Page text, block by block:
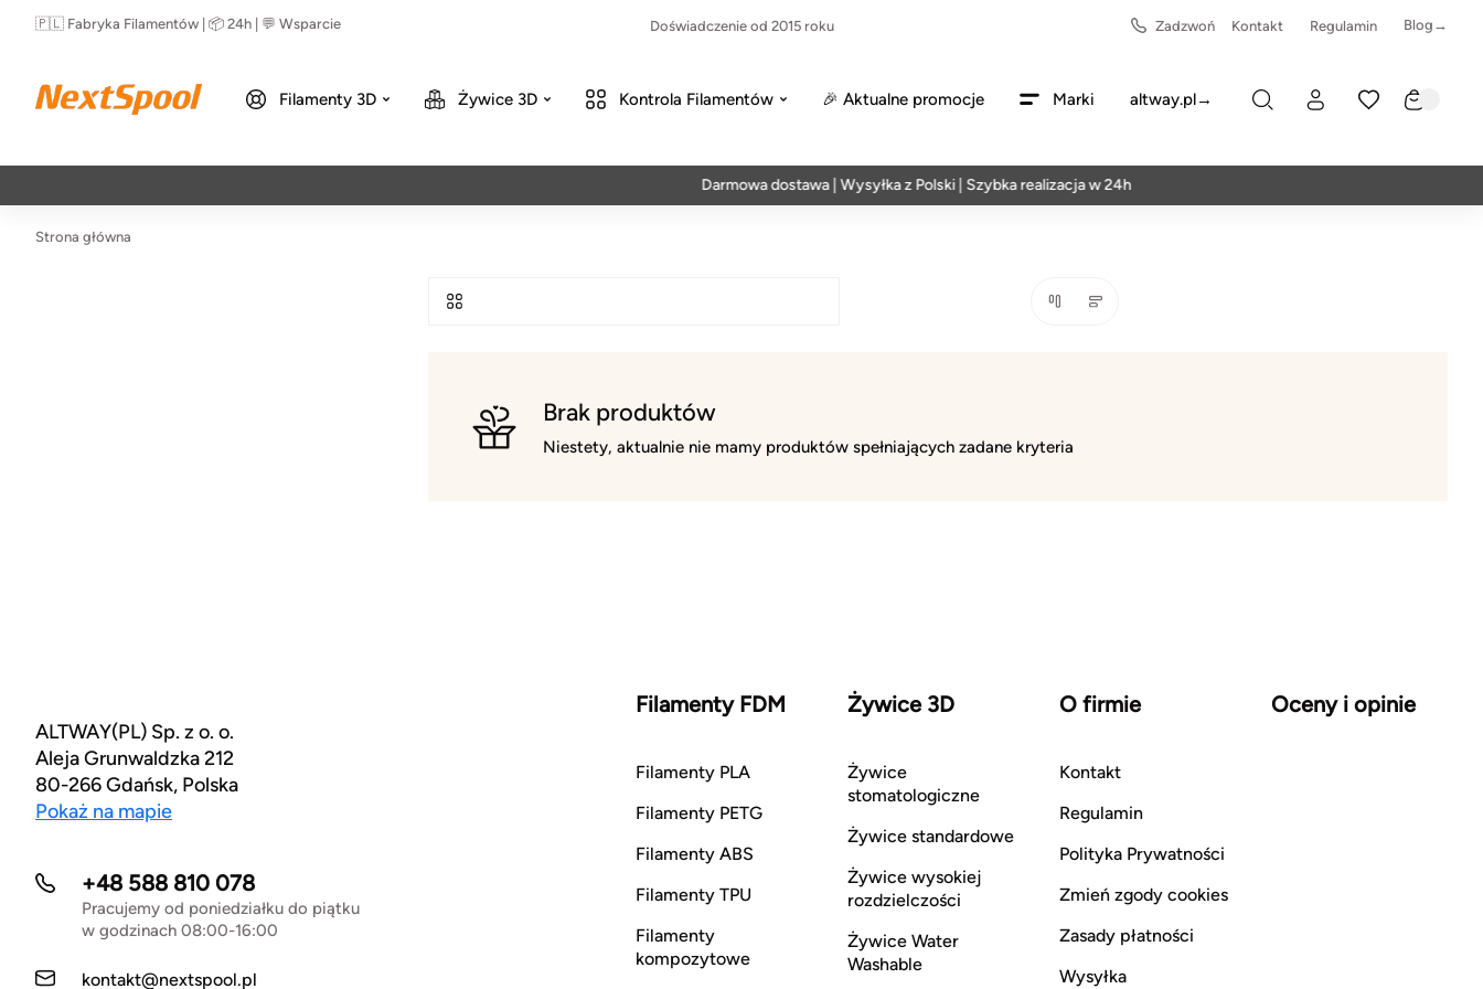
🇵🇱 Fabryka Filamentów | 📦 24h | 💬 Wsparcie Doświadczenie od 2015 roku Zadzwoń Kontakt Regulamin Blog→
Filamenty 3D Żywice 3D Kontrola Filamentów 🎉 Aktualne promocje Marki altway.pl→
Darmowa dostawa | Wysyłka z Polski | Szybka realizacja w 24h
Strona główna
Brak produktów
Niestety, aktualnie nie mamy produktów spełniających zadane kryteria
ALTWAY(PL) Sp. z o. o.
Aleja Grunwaldzka 212
80-266 Gdańsk, Polska
Pokaż na mapie
+48 588 810 078
Pracujemy od poniedziałku do piątku
w godzinach 08:00-16:00
kontakt@nextspool.pl
Filamenty FDM
Filamenty PLA
Filamenty PETG
Filamenty ABS
Filamenty TPU
Filamenty
kompozytowe
Żywice 3D
Żywice
stomatologiczne
Żywice standardowe
Żywice wysokiej
rozdzielczości
Żywice Water
Washable
O firmie
Kontakt
Regulamin
Polityka Prywatności
Zmień zgody cookies
Zasady płatności
Wysyłka
Oceny i opinie